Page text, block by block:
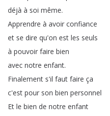
déjà à soi même.
Apprendre à avoir confiance
et se dire qu'on est les seuls
à pouvoir faire bien
avec notre enfant.
Finalement s'il faut faire ça
c'est pour son bien personnel
Et le bien de notre enfant